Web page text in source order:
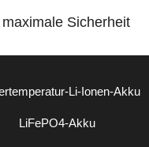
Sicherheit
Li-Ionen-Akku
LiFePO4-Akku